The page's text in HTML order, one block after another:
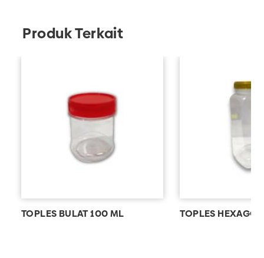
Produk Terkait
TOPLES BULAT 100 ML TOPLES